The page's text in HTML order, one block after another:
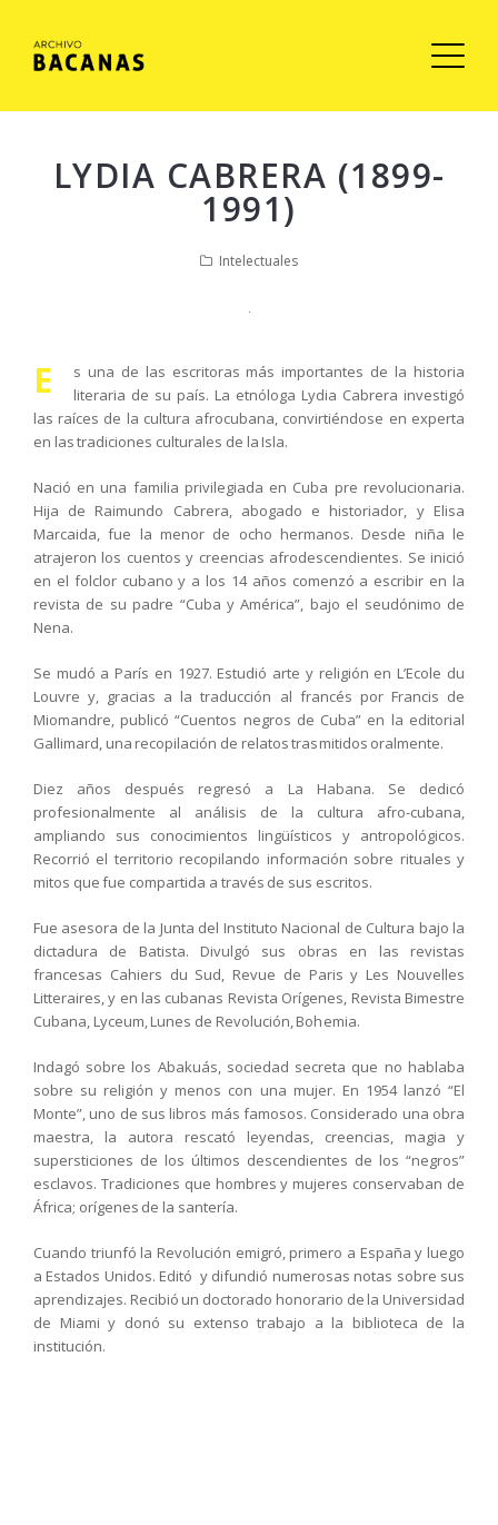
LYDIA CABRERA (1899-
1991)
Intelectuales
E
s una de las escritoras más importantes de la historia
literaria de su país. La etnóloga Lydia Cabrera investigó
las raíces de la cultura afrocubana, convirtiéndose en experta
en las tradiciones culturales de la Isla.
Nació en una familia privilegiada en Cuba pre revolucionaria.
Hija de Raimundo Cabrera, abogado e historiador, y Elisa
Marcaida, fue la menor de ocho hermanos. Desde niña le
atrajeron los cuentos y creencias afrodescendientes. Se inició
en el folclor cubano y a los 14 años comenzó a escribir en la
revista de su padre “Cuba y América”, bajo el seudónimo de
Nena.
Se mudó a París en 1927. Estudió arte y religión en L’Ecole du
Louvre y, gracias a la traducción al francés por Francis de
Miomandre, publicó “Cuentos negros de Cuba” en la editorial
Gallimard, una recopilación de relatos trasmitidos oralmente.
Diez años después regresó a La Habana. Se dedicó
profesionalmente al análisis de la cultura afro-cubana,
ampliando sus conocimientos lingüísticos y antropológicos.
Recorrió el territorio recopilando información sobre rituales y
mitos que fue compartida a través de sus escritos.
Fue asesora de la Junta del Instituto Nacional de Cultura bajo la
dictadura de Batista. Divulgó sus obras en las revistas
francesas Cahiers du Sud, Revue de Paris y Les Nouvelles
Litteraires, y en las cubanas Revista Orígenes, Revista Bimestre
Cubana, Lyceum, Lunes de Revolución, Bohemia.
Indagó sobre los Abakuás, sociedad secreta que no hablaba
sobre su religión y menos con una mujer. En 1954 lanzó “El
Monte”, uno de sus libros más famosos. Considerado una obra
maestra, la autora rescató leyendas, creencias, magia y
supersticiones de los últimos descendientes de los “negros”
esclavos. Tradiciones que hombres y mujeres conservaban de
África; orígenes de la santería.
Cuando triunfó la Revolución emigró, primero a España y luego
a Estados Unidos. Editó y difundió numerosas notas sobre sus
aprendizajes. Recibió un doctorado honorario de la Universidad
de Miami y donó su extenso trabajo a la biblioteca de la
institución.